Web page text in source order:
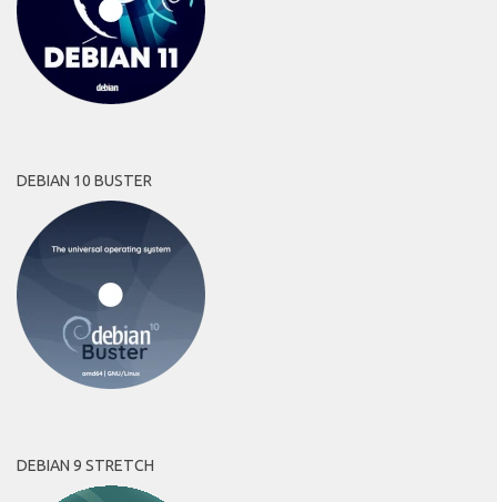
DEBIAN 10 BUSTER
DEBIAN 9 STRETCH